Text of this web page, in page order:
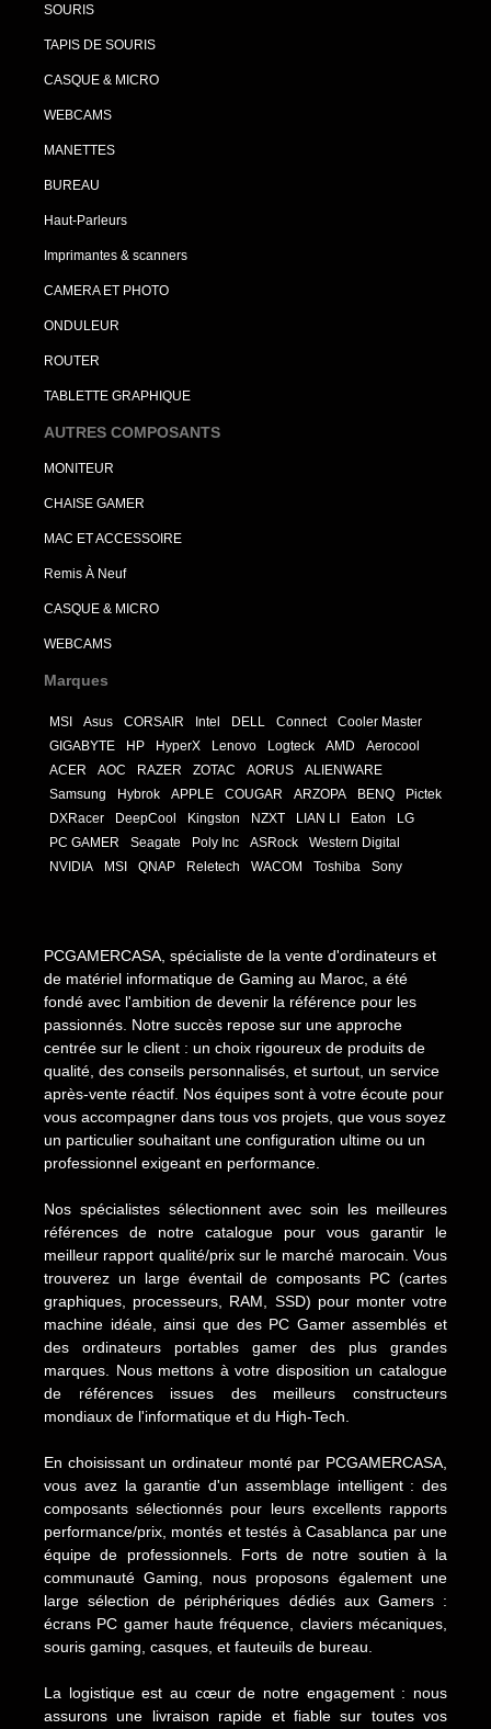
SOURIS
TAPIS DE SOURIS
CASQUE & MICRO
WEBCAMS
MANETTES
BUREAU
Haut-Parleurs
Imprimantes & scanners
CAMERA ET PHOTO
ONDULEUR
ROUTER
TABLETTE GRAPHIQUE
AUTRES COMPOSANTS
MONITEUR
CHAISE GAMER
MAC ET ACCESSOIRE
Remis À Neuf
CASQUE & MICRO
WEBCAMS
Marques
MSI Asus CORSAIR Intel DELL Connect
Cooler Master
GIGABYTE
HP HyperX Lenovo Logteck AMD
Aerocool
ACER
AOC RAZER ZOTAC AORUS
ALIENWARE
Samsung
Hybrok APPLE COUGAR ARZOPA BENQ
Pictek
DXRacer
DeepCool Kingston NZXT LIAN LI Eaton
LG
PC GAMER
Seagate Poly Inc ASRock
Western Digital
NVIDIA
MSI QNAP Reletech WACOM Toshiba Sony
PCGAMERCASA, spécialiste de la vente d'ordinateurs et
de matériel informatique de Gaming au Maroc, a été
fondé avec l'ambition de devenir la référence pour les
passionnés. Notre succès repose sur une approche
centrée sur le client : un choix rigoureux de produits de
qualité, des conseils personnalisés, et surtout, un service
après-vente réactif. Nos équipes sont à votre écoute pour
vous accompagner dans tous vos projets, que vous soyez
un particulier souhaitant une configuration ultime ou un
professionnel exigeant en performance.
Nos spécialistes sélectionnent avec soin les meilleures
références de notre catalogue pour vous garantir le
meilleur rapport qualité/prix sur le marché marocain. Vous
trouverez un large éventail de composants PC (cartes
graphiques, processeurs, RAM, SSD) pour monter votre
machine idéale, ainsi que des PC Gamer assemblés et
des ordinateurs portables gamer des plus grandes
marques. Nous mettons à votre disposition un catalogue
de références issues des meilleurs constructeurs
mondiaux de l'informatique et du High-Tech.
En choisissant un ordinateur monté par PCGAMERCASA,
vous avez la garantie d'un assemblage intelligent : des
composants sélectionnés pour leurs excellents rapports
performance/prix, montés et testés à Casablanca par une
équipe de professionnels. Forts de notre soutien à la
communauté Gaming, nous proposons également une
large sélection de périphériques dédiés aux Gamers :
écrans PC gamer haute fréquence, claviers mécaniques,
souris gaming, casques, et fauteuils de bureau.
La logistique est au cœur de notre engagement : nous
assurons une livraison rapide et fiable sur toutes vos